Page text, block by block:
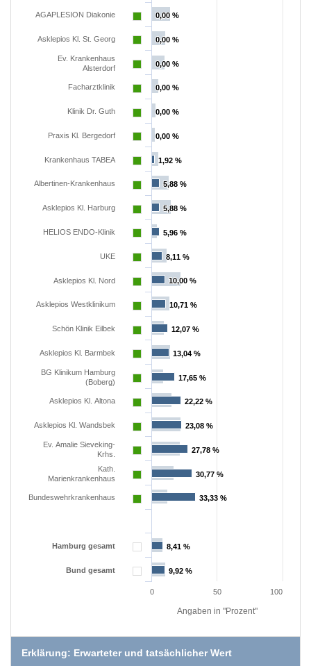
Angaben in "Prozent"
0,00 %
0,00 %
0,00 %
0,00 %
0,00 %
0,00 %
0,00 %
0,00 %
0,00 %
0,00 %
0,00 %
0,00 %
1,92 %
1,92 %
5,88 %
5,88 %
5,88 %
5,88 %
5,96 %
5,96 %
8,11 %
8,11 %
10,00 %
10,00 %
10,71 %
10,71 %
12,07 %
12,07 %
13,04 %
13,04 %
17,65 %
17,65 %
22,22 %
22,22 %
23,08 %
23,08 %
27,78 %
27,78 %
30,77 %
30,77 %
33,33 %
33,33 %
8,41 %
8,41 %
9,92 %
9,92 %
AGAPLESION Diakonie
Asklepios Kl. St. Georg
Ev. Krankenhaus
Alsterdorf
Facharztklinik
Klinik Dr. Guth
Praxis Kl. Bergedorf
Krankenhaus TABEA
Albertinen-Krankenhaus
Asklepios Kl. Harburg
HELIOS ENDO-Klinik
UKE
Asklepios Kl. Nord
Asklepios Westklinikum
Schön Klinik Eilbek
Asklepios Kl. Barmbek
BG Klinikum Hamburg
(Boberg)
Asklepios Kl. Altona
Asklepios Kl. Wandsbek
Ev. Amalie Sieveking-
Krhs.
Kath.
Marienkrankenhaus
Bundeswehrkrankenhaus
Hamburg gesamt
Bund gesamt
0 100
50
Erklärung: Erwarteter und tatsächlicher Wert